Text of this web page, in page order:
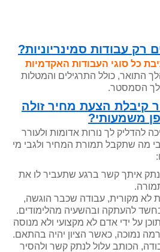
רק עבודות סמינריוניות?
כל סוגי העבודות האקדמיות
התואר, כולל התרגילים והמטלות
הסמסטר.
קיבלת הצעת מחיר זולה
משמעותי?
להדליק לך נורות אדומות ולעורר
מה שתקבל תמורת המחיר ולגבי מי
איתך קשר ברגע שתעביר לו את
לא מקורית, עבודה שכבר הוגשה,
להעתקה ובהשעיה מהלימודים.
על ידי אדם לא מקצועי ולא מנוסה
נמוכה, כאשר הציון יהיה בהתאם.
הכותב עלול לנתק קשר ולהסיר